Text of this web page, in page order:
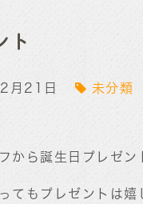
ト
月21日 未分類
から誕生日プレゼン
てもプレゼントは嬉